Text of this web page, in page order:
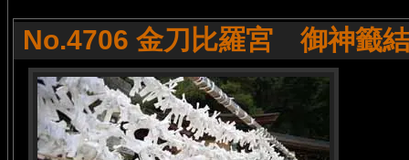
No.4706 金刀比羅宮 御神籤